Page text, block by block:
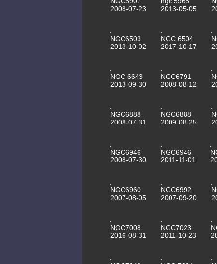
2008-07-23
2013-05-05
NGC6503
2013-10-02
NGC 6504
2017-10-17
NGC 6643
2013-09-30
NGC6791
2008-08-12
NGC6888
2008-07-31
NGC6888
2009-08-25
NGC6946
2008-07-30
NGC6946
2011-11-01
NGC6960
2007-08-05
NGC6992
2007-09-20
NGC7008
2016-08-31
NGC7023
2011-10-23